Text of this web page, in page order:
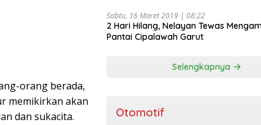
orang berada,
memikirkan akan
dan sukacita.
Sabtu, 16 Maret 2019 | 08:22
2 Hari Hilang, Nelayan Tewas
Pantai Cipalawah Garut
Selengkapnya
Otomotif